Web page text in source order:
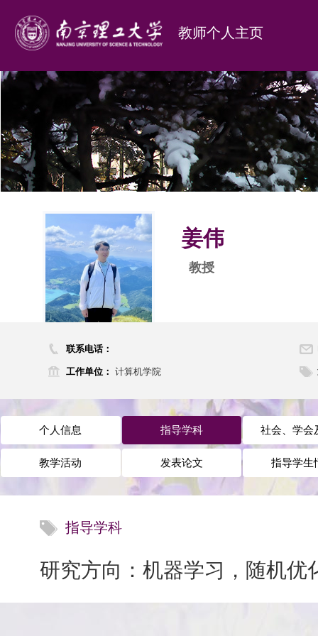
教师个人主页
姜伟
教授
联系电话：
工作单位： 计算机学院
个人信息 指导学科 社会、学会
教学活动 发表论文 指导学生
指导学科
研究方向：机器学习，随机优